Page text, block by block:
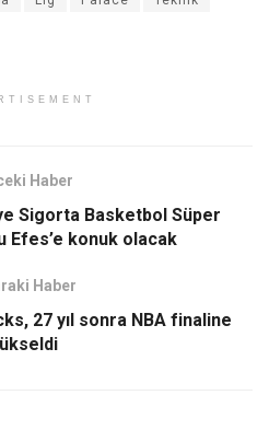
Haber
Sigorta Basketbol Süper
Efes’e konuk olacak
Haber
27 yıl sonra NBA finaline